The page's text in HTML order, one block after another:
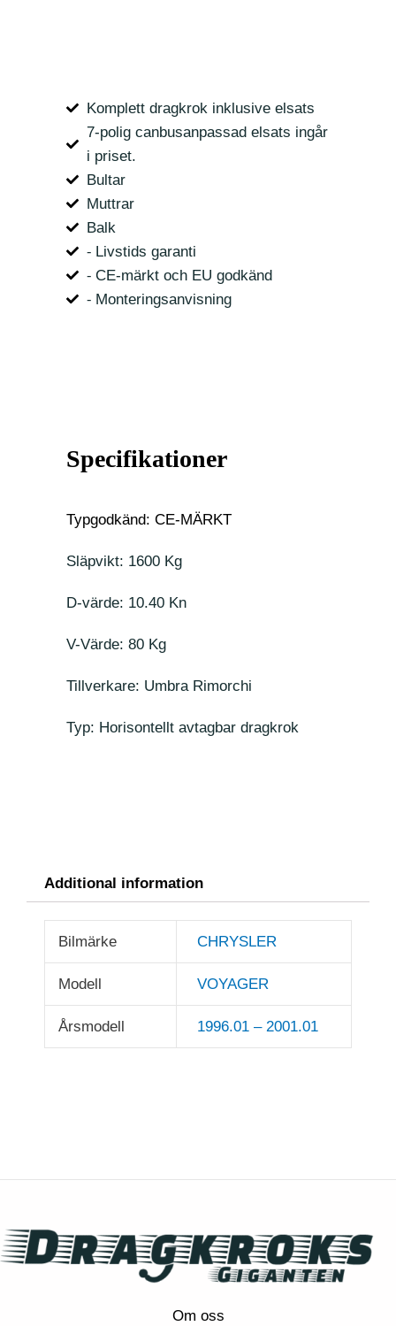
Komplett dragkrok inklusive elsats
7-polig canbusanpassad elsats ingår
i priset.
Bultar
Muttrar
Balk
⁃ Livstids garanti
⁃ CE-märkt och EU godkänd
⁃ Monteringsanvisning
Specifikationer
Typgodkänd: CE-MÄRKT
Släpvikt: 1600 Kg
D-värde: 10.40 Kn
V-Värde: 80 Kg
Tillverkare: Umbra Rimorchi
Typ: Horisontellt avtagbar dragkrok
Additional information
Bilmärke CHRYSLER
Modell VOYAGER
Årsmodell 1996.01 – 2001.01
Om oss